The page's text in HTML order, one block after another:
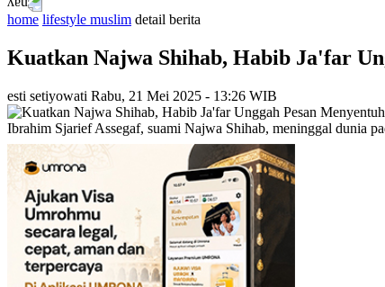
home lifestyle muslim detail berita
Kuatkan Najwa Shihab, Habib Ja'far
esti setiyowati Rabu, 21 Mei 2025 - 13:26 WIB
Ibrahim Sjarief Assegaf, suami Najwa Shihab, meninggal dunia